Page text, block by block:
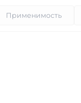
Применимость